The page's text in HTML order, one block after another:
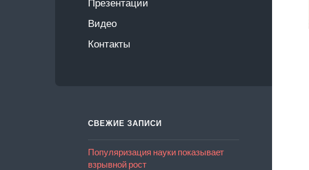
Видео
Контакты
СВЕЖИЕ ЗАПИСИ
Популяризация науки показывает
взрывной рост